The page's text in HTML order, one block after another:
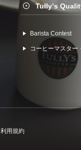
Tullyʼs
Barista Contest
コーヒーマスター
利⽤規約